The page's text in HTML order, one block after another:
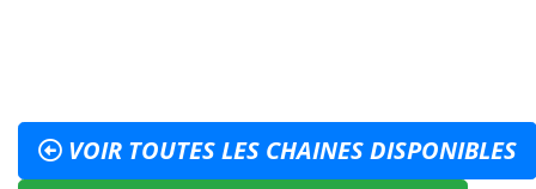
VOIR TOUTES LES CHAINES DISPONIBLES